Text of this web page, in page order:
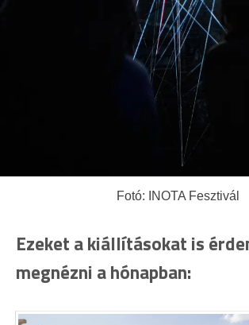
Fotó: INOTA Fesztivál
Ezeket a kiállításokat is
megnézni a hónapban: